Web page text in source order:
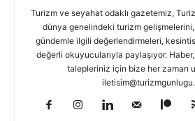
Turizm ve seyahat odaklı gazetemiz,
dünya genelindeki turizm
gündemle ilgili değerlendirmeleri,
değerli okuyucularıyla paylaşıyor.
talepleriniz için bize her zaman